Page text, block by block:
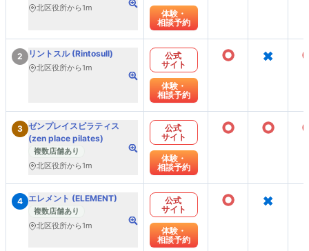
北区役所から1m
体験・
相談予約
2 リントスル (Rintosull)
北区役所から1m
公式
サイト
体験・
相談予約
○ ×
3 ゼンプレイスピラティス
(zen place pilates)
複数店舗あり
北区役所から1m
公式
サイト
体験・
相談予約
○ ○
4 エレメント (ELEMENT)
複数店舗あり
北区役所から1m
公式
サイト
体験・
相談予約
○ ×